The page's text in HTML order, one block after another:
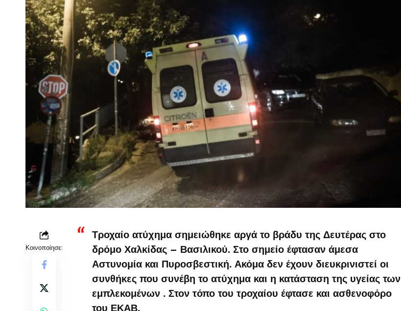
Κοινοποίησε:
Τροχαίο ατύχημα σημειώθηκε αργά το βράδυ της Δευτέρας στο
δρόμο Χαλκίδας – Βασιλικού. Στο σημείο έφτασαν άμεσα
Αστυνομία και Πυροσβεστική. Ακόμα δεν έχουν διευκρινιστεί οι
συνθήκες που συνέβη το ατύχημα και η κατάσταση της υγείας των
εμπλεκομένων . Στον τόπο του τροχαίου έφτασε και ασθενοφόρο
του ΕΚΑΒ.